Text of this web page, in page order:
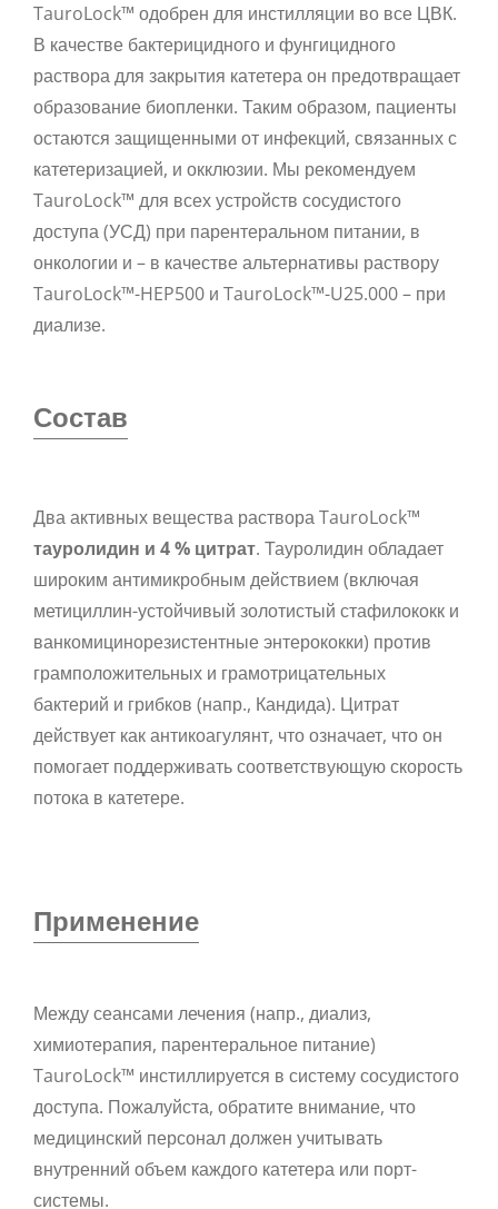
TauroLock™ одобрен для инстилляции во все ЦВК.
В качестве бактерицидного и фунгицидного
раствора для закрытия катетера он предотвращает
образование биопленки. Таким образом, пациенты
остаются защищенными от инфекций, связанных с
катетеризацией, и окклюзии. Мы рекомендуем
TauroLock™ для всех устройств сосудистого
доступа (УСД) при парентеральном питании, в
онкологии и – в качестве альтернативы раствору
TauroLock™-HEP500 и TauroLock™-U25.000 – при
диализе.
Состав
Два активных вещества раствора TauroLock™
тауролидин и 4 % цитрат. Тауролидин обладает
широким антимикробным действием (включая
метициллин-устойчивый золотистый стафилококк и
ванкомицинорезистентные энтерококки) против
грамположительных и грамотрицательных
бактерий и грибков (напр., Кандида). Цитрат
действует как антикоагулянт, что означает, что он
помогает поддерживать соответствующую скорость
потока в катетере.
Применение
Между сеансами лечения (напр., диализ,
химиотерапия, парентеральное питание)
TauroLock™ инстиллируется в систему сосудистого
доступа. Пожалуйста, обратите внимание, что
медицинский персонал должен учитывать
внутренний объем каждого катетера или порт-
системы.